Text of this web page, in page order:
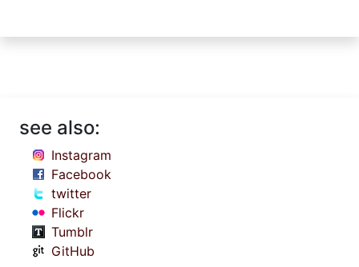
see also:
Instagram
Facebook
twitter
Flickr
Tumblr
GitHub